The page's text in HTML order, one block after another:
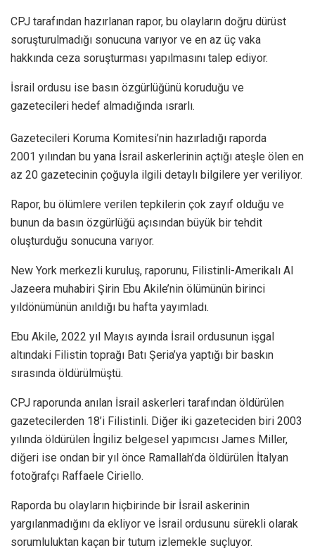
CPJ tarafından hazırlanan rapor, bu olayların doğru dürüst
soruşturulmadığı sonucuna varıyor ve en az üç vaka
hakkında ceza soruşturması yapılmasını talep ediyor.
İsrail ordusu ise basın özgürlüğünü koruduğu ve
gazetecileri hedef almadığında ısrarlı.
Gazetecileri Koruma Komitesi’nin hazırladığı raporda
2001 yılından bu yana İsrail askerlerinin açtığı ateşle ölen en
az 20 gazetecinin çoğuyla ilgili detaylı bilgilere yer veriliyor.
Rapor, bu ölümlere verilen tepkilerin çok zayıf olduğu ve
bunun da basın özgürlüğü açısından büyük bir tehdit
oluşturduğu sonucuna varıyor.
New York merkezli kuruluş, raporunu, Filistinli-Amerikalı Al
Jazeera muhabiri Şirin Ebu Akile’nin ölümünün birinci
yıldönümünün anıldığı bu hafta yayımladı.
Ebu Akile, 2022 yıl Mayıs ayında İsrail ordusunun işgal
altındaki Filistin toprağı Batı Şeria’ya yaptığı bir baskın
sırasında öldürülmüştü.
CPJ raporunda anılan İsrail askerleri tarafından öldürülen
gazetecilerden 18’i Filistinli. Diğer iki gazeteciden biri 2003
yılında öldürülen İngiliz belgesel yapımcısı James Miller,
diğeri ise ondan bir yıl önce Ramallah’da öldürülen İtalyan
fotoğrafçı Raffaele Ciriello.
Raporda bu olayların hiçbirinde bir İsrail askerinin
yargılanmadığını da ekliyor ve İsrail ordusunu sürekli olarak
sorumluluktan kaçan bir tutum izlemekle suçluyor.